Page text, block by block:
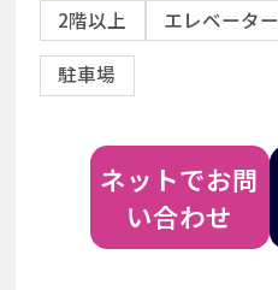
2階以上 エレベーター
駐車場
ネットでお問
い合わせ